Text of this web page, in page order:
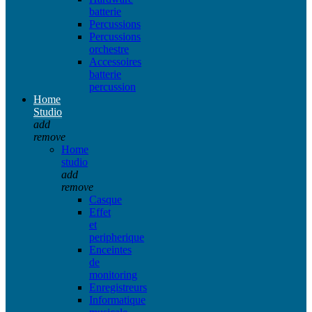
batterie
Percussions
Percussions
orchestre
Accessoires
batterie
percussion
Home
Studio
add
remove
Home
studio
add
remove
Casque
Effet
et
peripherique
Enceintes
de
monitoring
Enregistreurs
Informatique